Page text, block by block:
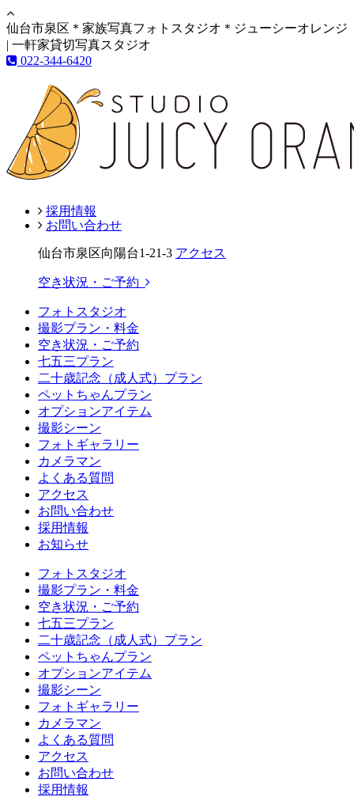
仙台市泉区＊家族写真フォトスタジオ＊ジューシーオレンジ
| 一軒家貸切写真スタジオ
022-344-6420
採用情報
お問い合わせ
仙台市泉区向陽台1-21-3 アクセス
空き状況・ご予約
フォトスタジオ
撮影プラン・料金
空き状況・ご予約
七五三プラン
二十歳記念（成人式）プラン
ペットちゃんプラン
オプションアイテム
撮影シーン
フォトギャラリー
カメラマン
よくある質問
アクセス
お問い合わせ
採用情報
お知らせ
フォトスタジオ
撮影プラン・料金
空き状況・ご予約
七五三プラン
二十歳記念（成人式）プラン
ペットちゃんプラン
オプションアイテム
撮影シーン
フォトギャラリー
カメラマン
よくある質問
アクセス
お問い合わせ
採用情報